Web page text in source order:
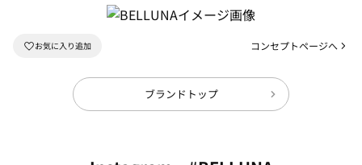
コンセプトページへ
ブランドトップ